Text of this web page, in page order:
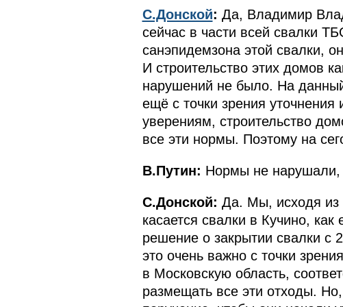
С.Донской: Да, Владимир
сейчас в части всей свалки
санэпидемзона этой свалки,
И строительство этих домов
нарушений не было. На
ещё с точки зрения
уверениям, строительство
все эти нормы. Поэтому на
В.Путин: Нормы не нарушали,
С.Донской: Да. Мы, исходя из
касается свалки в Кучино,
решение о закрытии свалки с
это очень важно с точки
в Московскую область,
размещать все эти отходы.